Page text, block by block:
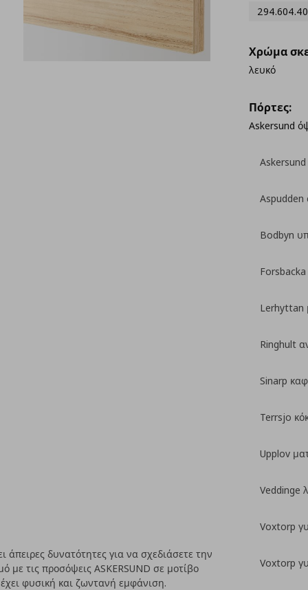
294.604.40
Χρώμα
λευκό
Πόρτες:
Askersund
Aspudden
Bodbyn
Forsbacka
Lerhyttan
Ringhult
Sinarp
Terrsjo
Upplov
Veddinge
Voxtorp
Voxtorp
δυνατότητες για να σχεδιάσετε την
τις προσόψεις ASKERSUND σε μοτίβο
φυσική και ζωντανή εμφάνιση.